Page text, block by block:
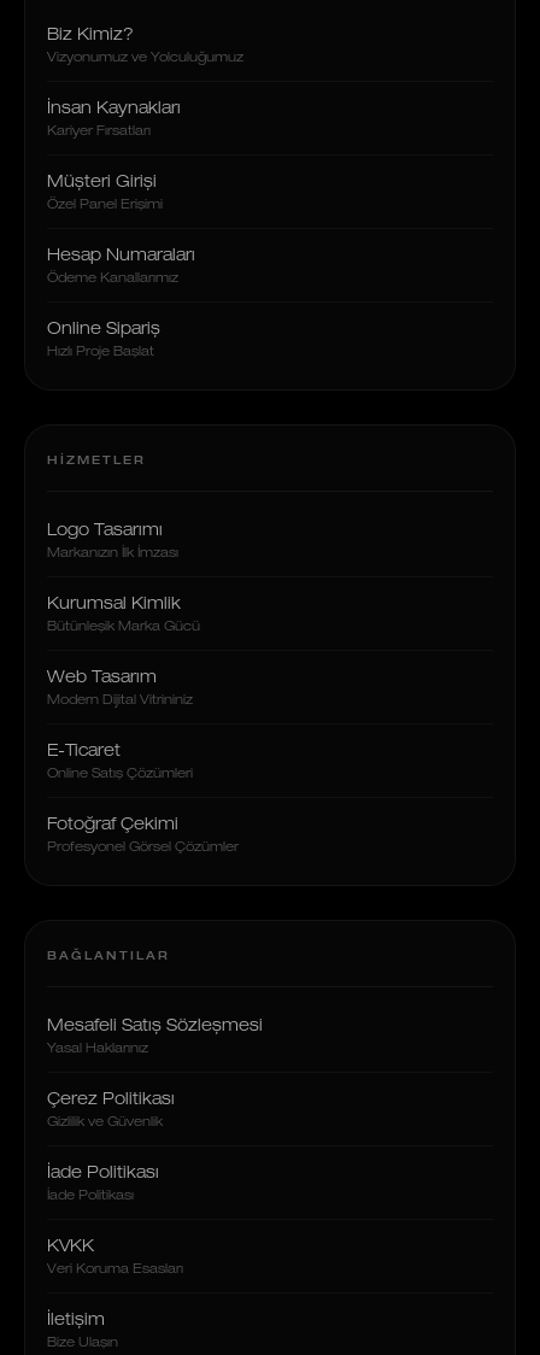
Biz Kimiz?
Vizyonumuz ve Yolculuğumuz
İnsan Kaynakları
Kariyer Fırsatları
Müşteri Girişi
Özel Panel Erişimi
Hesap Numaraları
Ödeme Kanallarımız
Online Sipariş
Hızlı Proje Başlat
HIZMETLER
Logo Tasarımı
Markanızın İlk İmzası
Kurumsal Kimlik
Bütünleşik Marka Gücü
Web Tasarım
Modern Dijital Vitrininiz
E-Ticaret
Online Satış Çözümleri
Fotoğraf Çekimi
Profesyonel Görsel Çözümler
BAĞLANTILAR
Mesafeli Satış Sözleşmesi
Yasal Haklarınız
Çerez Politikası
Gizlilik ve Güvenlik
İade Politikası
İade Politikası
KVKK
Veri Koruma Esasları
İletişim
Bize Ulaşın